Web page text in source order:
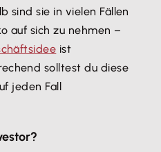
sind sie in vielen Fällen
auf sich zu nehmen –
ist
solltest du diese
jeden Fall